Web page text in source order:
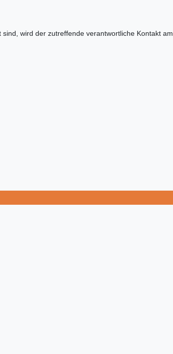
wird der zutreffende verantwortliche Kontakt am